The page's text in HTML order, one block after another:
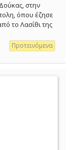
στην
όπου έζησε
το Λασίθι της
Προτεινόμενα